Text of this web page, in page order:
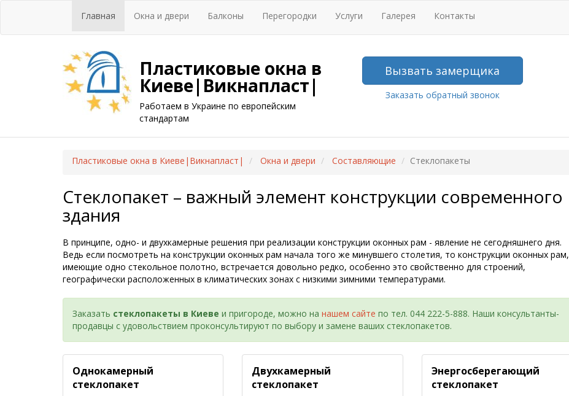
Главная Окна и двери Балконы Перегородки Услуги Галерея Контакты
Пластиковые окна в
Киеве|Викнапласт|
Работаем в Украине по европейским
стандартам
Вызвать замерщика
Заказать обратный звонок
Пластиковые окна в Киеве|Викнапласт| Окна и двери Составляющие Стеклопакеты
Стеклопакет – важный элемент конструкции современного
здания
В принципе, одно- и двухкамерные решения при реализации конструкции оконных рам - явление не сегодняшнего дня.
Ведь если посмотреть на конструкции оконных рам начала того же минувшего столетия, то конструкции оконных рам,
имеющие одно стекольное полотно, встречается довольно редко, особенно это свойственно для строений,
географически расположенных в климатических зонах с низкими зимними температурами.
Заказать стеклопакеты в Киеве и пригороде, можно на нашем сайте по тел. 044 222-5-888. Наши консультанты-
продавцы с удовольствием проконсультируют по выбору и замене ваших стеклопакетов.
Однокамерный
стеклопакет
Двухкамерный
стеклопакет
Энергосберегающий
стеклопакет